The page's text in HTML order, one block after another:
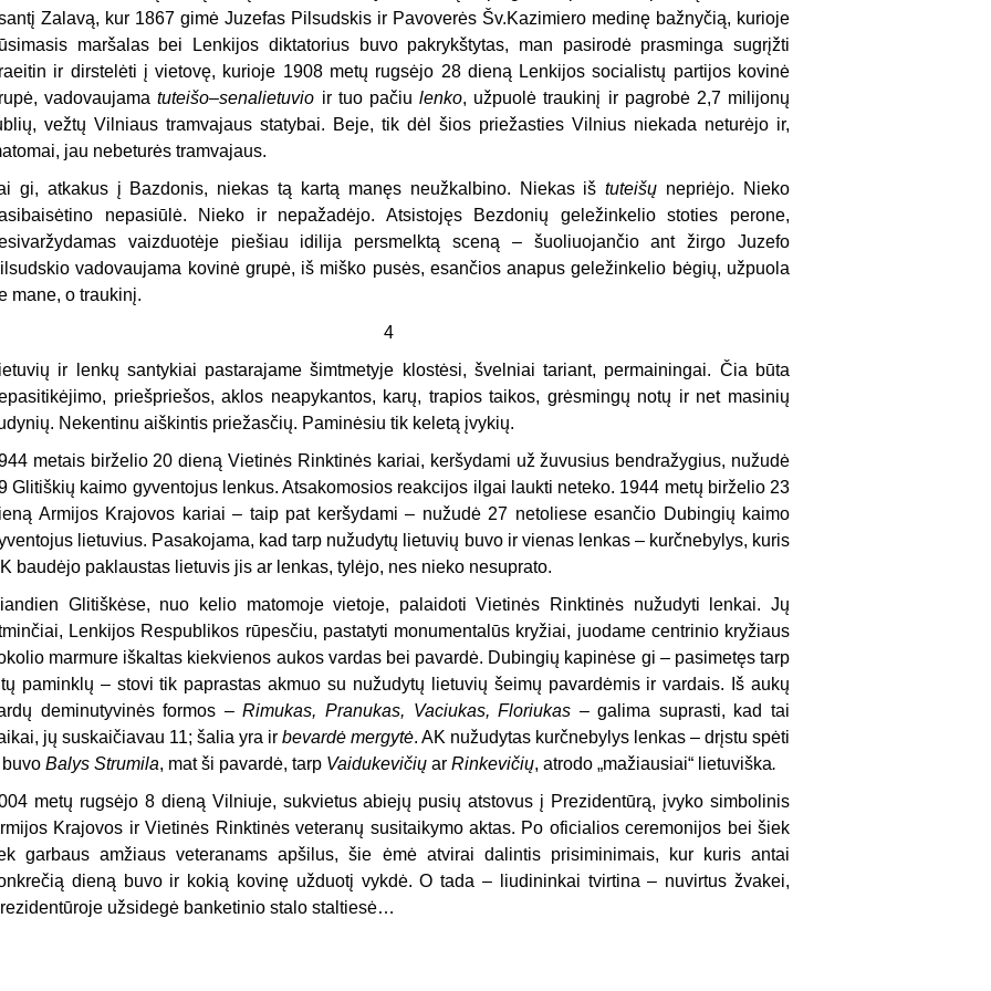
Zalavą, kur 1867 gimė Juzefas Pilsudskis ir Pavoverės Šv.Kazimiero medinę bažnyčią, kurioje
maršalas bei Lenkijos diktatorius buvo pakrykštytas, man pasirodė prasminga sugrįžti
ir dirstelėti į vietovę, kurioje 1908 metų rugsėjo 28 dieną Lenkijos socialistų partijos kovinė
vadovaujamatuteišo–senalietuvio ir tuo pačiulenko, užpuolė traukinį ir pagrobė 2,7 milijonų
vežtų Vilniaus tramvajaus statybai. Beje, tik dėl šios priežasties Vilnius niekada neturėjo ir,
jau nebeturės tramvajaus.
gi, atkakus į Bazdonis, niekas tą kartą manęs neužkalbino. Niekas ištuteišų nepriėjo. Nieko
nepasiūlė. Nieko ir nepažadėjo. Atsistojęs Bezdonių geležinkelio stoties perone,
vaizduotėje piešiau idilija persmelktą sceną – šuoliuojančio ant žirgo Juzefo
vadovaujama kovinė grupė, iš miško pusės, esančios anapus geležinkelio bėgių, užpuola
mane, o traukinį.
4
ir lenkų santykiai pastarajame šimtmetyje klostėsi, švelniai tariant, permainingai. Čia būta
priešpriešos, aklos neapykantos, karų, trapios taikos, grėsmingų notų ir net masinių
Nekentinu aiškintis priežasčių. Paminėsiu tik keletą įvykių.
metais birželio 20 dieną Vietinės Rinktinės kariai, keršydami už žuvusius bendražygius, nužudė
Glitiškių kaimo gyventojus lenkus. Atsakomosios reakcijos ilgai laukti neteko. 1944 metų birželio 23
Armijos Krajovos kariai – taip pat keršydami – nužudė 27 netoliese esančio Dubingių kaimo
lietuvius. Pasakojama, kad tarp nužudytų lietuvių buvo ir vienas lenkas – kurčnebylys, kuris
baudėjo paklaustas lietuvis jis ar lenkas, tylėjo, nes nieko nesuprato.
Glitiškėse, nuo kelio matomoje vietoje, palaidoti Vietinės Rinktinės nužudyti lenkai. Jų
Lenkijos Respublikos rūpesčiu, pastatyti monumentalūs kryžiai, juodame centrinio kryžiaus
marmure iškaltas kiekvienos aukos vardas bei pavardė. Dubingių kapinėse gi – pasimetęs tarp
paminklų – stovi tik paprastas akmuo su nužudytų lietuvių šeimų pavardėmis ir vardais. Iš aukų
deminutyvinės formos –Rimukas, Pranukas, Vaciukas, Floriukas –galima suprasti, kad tai
jų suskaičiavau 11; šalia yra ir bevardė mergytė. AK nužudytas kurčnebylys lenkas – drįstu spėti
Balys Strumila, mat ši pavardė, tarp Vaidukevičių ar Rinkevičių, atrodo „mažiausiai“ lietuviška.
metų rugsėjo 8 dieną Vilniuje, sukvietus abiejų pusių atstovus į Prezidentūrą, įvyko simbolinis
Krajovos ir Vietinės Rinktinės veteranų susitaikymo aktas. Po oficialios ceremonijos bei šiek
garbaus amžiaus veteranams apšilus, šie ėmė atvirai dalintis prisiminimais, kur kuris antai
dieną buvo ir kokią kovinę užduotį vykdė. O tada – liudininkai tvirtina – nuvirtus žvakei,
užsidegė banketinio stalo staltiesė…